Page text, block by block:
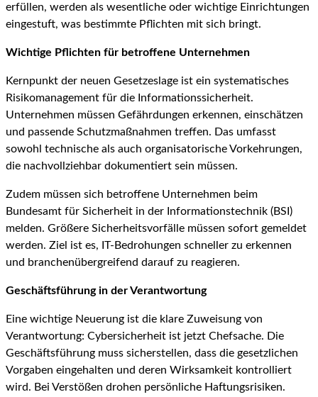
erfüllen, werden als wesentliche oder wichtige Einrichtungen
eingestuft, was bestimmte Pflichten mit sich bringt.
Wichtige Pflichten für betroffene Unternehmen
Kernpunkt der neuen Gesetzeslage ist ein systematisches
Risikomanagement für die Informationssicherheit.
Unternehmen müssen Gefährdungen erkennen, einschätzen
und passende Schutzmaßnahmen treffen. Das umfasst
sowohl technische als auch organisatorische Vorkehrungen,
die nachvollziehbar dokumentiert sein müssen.
Zudem müssen sich betroffene Unternehmen beim
Bundesamt für Sicherheit in der Informationstechnik (BSI)
melden. Größere Sicherheitsvorfälle müssen sofort gemeldet
werden. Ziel ist es, IT-Bedrohungen schneller zu erkennen
und branchenübergreifend darauf zu reagieren.
Geschäftsführung in der Verantwortung
Eine wichtige Neuerung ist die klare Zuweisung von
Verantwortung: Cybersicherheit ist jetzt Chefsache. Die
Geschäftsführung muss sicherstellen, dass die gesetzlichen
Vorgaben eingehalten und deren Wirksamkeit kontrolliert
wird. Bei Verstößen drohen persönliche Haftungsrisiken.